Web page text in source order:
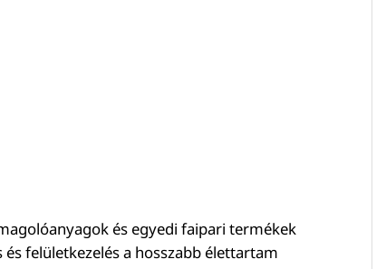
és egyedi faipari termékek
felületkezelés a hosszabb élettartam